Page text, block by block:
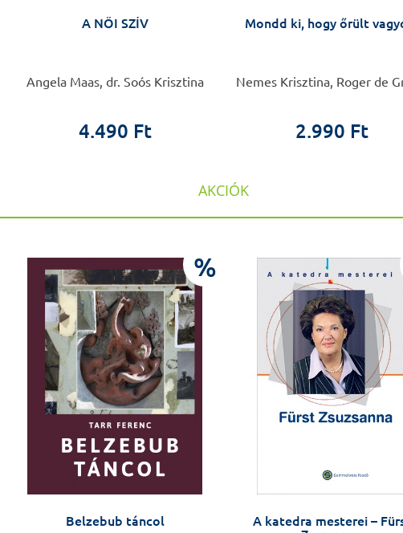
A NŐI SZÍV
Angela Maas, dr. Soós Krisztina
4.490 Ft
Mondd ki, hogy őrült
Nemes Krisztina, Roger de
2.990 Ft
AKCIÓK
%
Belzebub táncol
A katedra mesterei –